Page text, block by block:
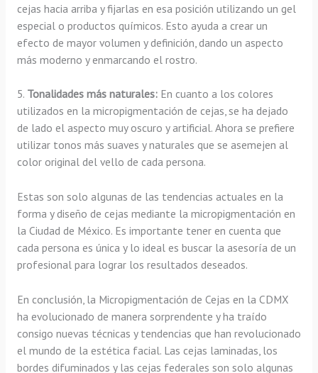
cejas hacia arriba y fijarlas en esa posición utilizando un gel
especial o productos químicos. Esto ayuda a crear un
efecto de mayor volumen y definición, dando un aspecto
más moderno y enmarcando el rostro.
5. Tonalidades más naturales:En cuanto a los colores
utilizados en la micropigmentación de cejas, se ha dejado
de lado el aspecto muy oscuro y artificial. Ahora se prefiere
utilizar tonos más suaves y naturales que se asemejen al
color original del vello de cada persona.
Estas son solo algunas de las tendencias actuales en la
forma y diseño de cejas mediante la micropigmentación en
la Ciudad de México. Es importante tener en cuenta que
cada persona es única y lo ideal es buscar la asesoría de un
profesional para lograr los resultados deseados.
En conclusión, la Micropigmentación de Cejas en la CDMX
ha evolucionado de manera sorprendente y ha traído
consigo nuevas técnicas y tendencias que han revolucionado
el mundo de la estética facial. Las cejas laminadas, los
bordes difuminados y las cejas federales son solo algunas